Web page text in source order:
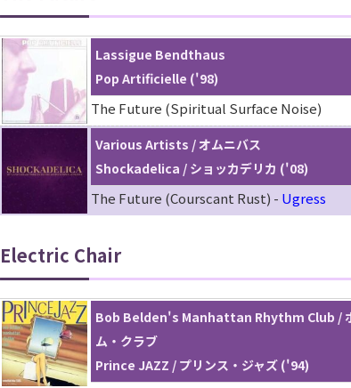
Lassigue Bendthaus
Pop Artificielle ('98)
The Future (Spiritual Surface Noise)
Various Artists / オムニバス
Shockadelica / ショッカデリカ ('08)
The Future (Courscant Rust) - Ugress
Electric Chair
Bob Belden's Manhattan Rhythm Club /
ム・クラブ
Prince JAZZ / プリンス・ジャズ ('94)